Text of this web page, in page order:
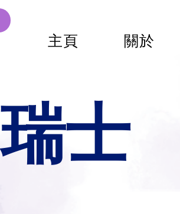
主頁 關於
瑞士